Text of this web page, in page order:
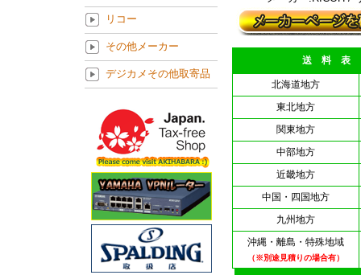
送 料 表
北海道地方
東北地方
関東地方
中部地方
近畿地方
中国・四国地方
九州地方
沖縄・離島・特殊地域
（※別途見積りの場合有）
リコー
その他メーカー
デジカメその他取寄品